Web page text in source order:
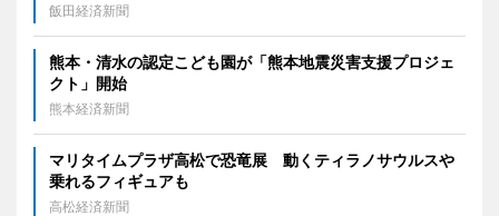
飯田経済新聞
熊本・清水の認定こども園が「熊本地震災害支援プロジェ
クト」開始
熊本経済新聞
マリタイムプラザ高松で恐竜展 動くティラノサウルスや
乗れるフィギュアも
高松経済新聞